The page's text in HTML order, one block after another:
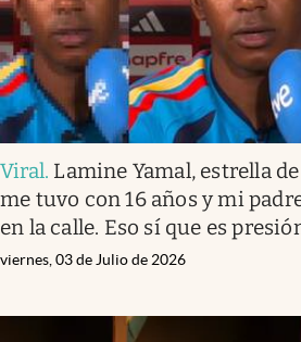
Viral. Lamine Yamal, estrella
me tuvo con 16 años y mi
en la calle. Eso sí que es
viernes, 03 de Julio de 2026